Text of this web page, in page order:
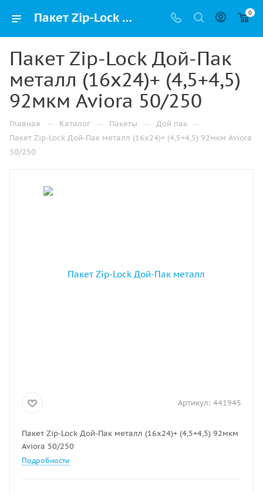
Пакет Zip-Lock Дой-Пак металл (16х24)+ (4,5+4,5) 92мкм Aviora 50/250 купить в Санкт-Петербурге с доставкой оптом и в розницу 0
Пакет Zip-Lock Дой-Пак
металл (16х24)+ (4,5+4,5)
92мкм Aviora 50/250
Главная — Каталог — Пакеты — Дой пак —
Пакет Zip-Lock Дой-Пак металл (16х24)+ (4,5+4,5) 92мкм Aviora
50/250
Артикул: 441945
Пакет Zip-Lock Дой-Пак металл (16х24)+ (4,5+4,5) 92мкм
Aviora 50/250
Подробности